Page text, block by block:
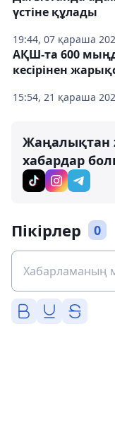
19:44, 07 қараша
үстіне құлады
15:54, 21 қараша
АҚШ-та 600
кесірінен
Жаңалықтан
хабардар
Пікірлер 0